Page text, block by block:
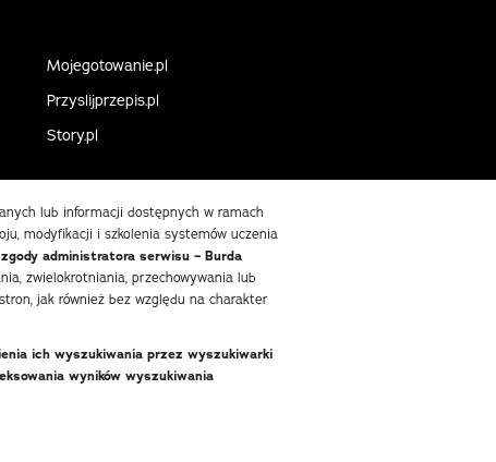
Mojegotowanie.pl
Przyslijprzepis.pl
Story.pl
lub informacji dostępnych w ramach
modyfikacji i szkolenia systemów uczenia
administratora serwisu – Burda
zwielokrotniania, przechowywania lub
jak również bez względu na charakter
ich wyszukiwania przez wyszukiwarki
wyników wyszukiwania